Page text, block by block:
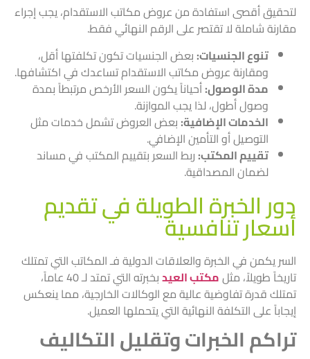
لتحقيق أقصى استفادة من عروض مكاتب الاستقدام، يجب إجراء
مقارنة شاملة لا تقتصر على الرقم النهائي فقط.
تنوع الجنسيات:بعض الجنسيات تكون تكلفتها أقل،
ومقارنة عروض مكاتب الاستقدام تساعدك في اكتشافها.
مدة الوصول:أحياناً يكون السعر الأرخص مرتبطاً بمدة
وصول أطول، لذا يجب الموازنة.
الخدمات الإضافية:بعض العروض تشمل خدمات مثل
التوصيل أو التأمين الإضافي.
تقييم المكتب:ربط السعر بتقييم المكتب في مساند
لضمان المصداقية.
دور الخبرة الطويلة في تقديم
أسعار تنافسية
السر يكمن في الخبرة والعلاقات الدولية فـ المكاتب التي تمتلك
تاريخاً طويلاً، مثلمكتب العيد
بخبرته التي تمتد لـ 40 عاماً،
تمتلك قدرة تفاوضية عالية مع الوكالات الخارجية، مما ينعكس
إيجاباً على التكلفة النهائية التي يتحملها العميل.
تراكم الخبرات وتقليل التكاليف